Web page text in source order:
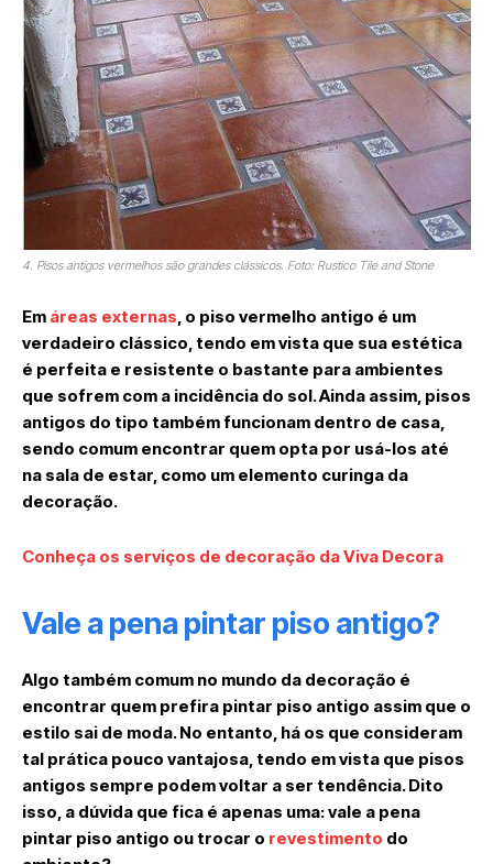
4. Pisos antigos vermelhos são grandes clássicos. Foto: Rustico Tile and Stone
Em áreas externas , o piso vermelho antigo é um
verdadeiro clássico, tendo em vista que sua estética
é perfeita e resistente o bastante para ambientes
que sofrem com a incidência do sol. Ainda assim, pisos
antigos do tipo também funcionam dentro de casa,
sendo comum encontrar quem opta por usá-los até
na sala de estar, como um elemento curinga da
decoração.
Conheça os serviços de decoração da Viva Decora
Vale a pena pintar piso antigo?
Algo também comum no mundo da decoração é
encontrar quem prefira pintar piso antigo assim que o
estilo sai de moda. No entanto, há os que consideram
tal prática pouco vantajosa, tendo em vista que pisos
antigos sempre podem voltar a ser tendência. Dito
isso, a dúvida que fica é apenas uma: vale a pena
pintar piso antigo ou trocar o revestimento do